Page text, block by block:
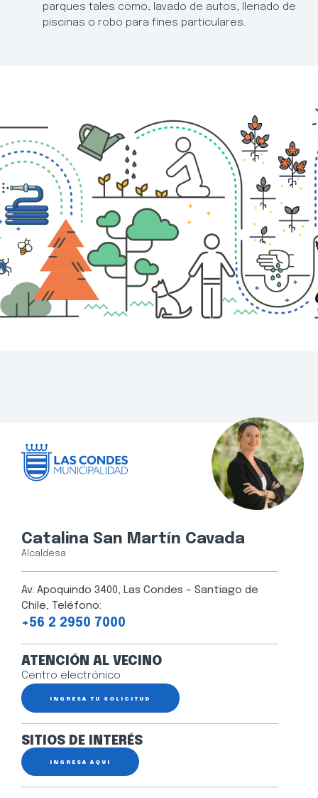
parques tales como, lavado de autos, llenado de
piscinas o robo para fines particulares.
Catalina San Martín Cavada
Alcaldesa
Av. Apoquindo 3400, Las Condes – Santiago de
Chile, Teléfono:
+56 2 2950 7000
ATENCIÓN AL VECINO
Centro electrónico
INGRESA TU SOLICITUD
SITIOS DE INTERÉS
INGRESA AQUÍ